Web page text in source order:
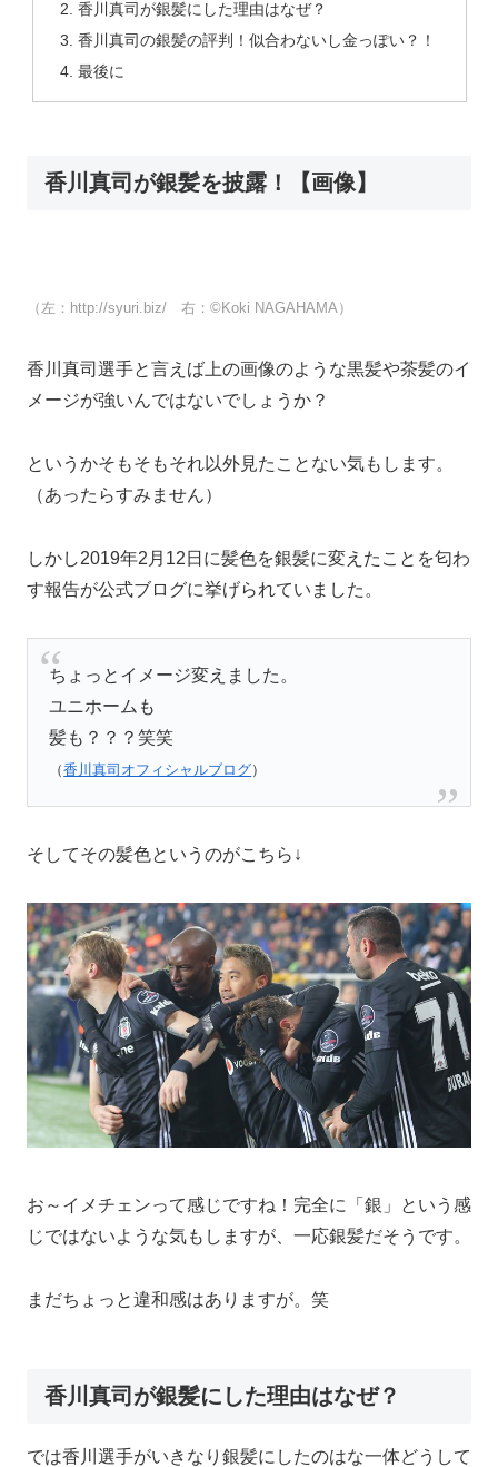
香川真司が銀髪にした理由はなぜ？
香川真司の銀髪の評判！似合わないし金っぽい？！
最後に
香川真司が銀髪を披露！【画像】
（左：http://syuri.biz/ 右：©Koki NAGAHAMA）
香川真司選手と言えば上の画像のような黒髪や茶髪のイ
メージが強いんではないでしょうか？
というかそもそもそれ以外見たことない気もします。
（あったらすみません）
しかし2019年2月12日に髪色を銀髪に変えたことを匂わ
す報告が公式ブログに挙げられていました。
ちょっとイメージ変えました。
ユニホームも
髪も？？？笑笑
（香川真司オフィシャルブログ）
そしてその髪色というのがこちら↓
お～イメチェンって感じですね！完全に「銀」という感
じではないような気もしますが、一応銀髪だそうです。
まだちょっと違和感はありますが。笑
香川真司が銀髪にした理由はなぜ？
では香川選手がいきなり銀髪にしたのはな一体どうして